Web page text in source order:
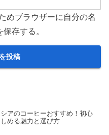
めブラウザーに自分の名
存する。
アのコーヒーおすすめ！初心
める魅力と選び方